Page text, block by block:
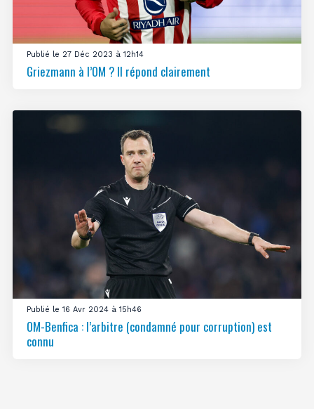
Publié le 27 Déc 2023 à 12h14
Griezmann à l’OM ? Il répond clairement
Publié le 16 Avr 2024 à 15h46
OM-Benfica : l’arbitre (condamné pour corruption) est
connu